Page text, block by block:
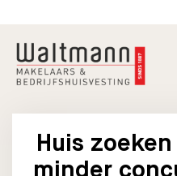
Huis
minder